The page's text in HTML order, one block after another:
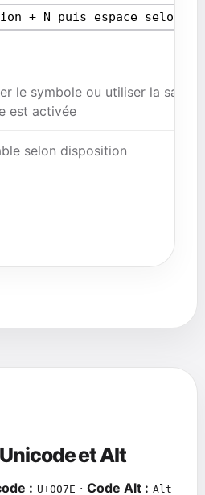
+ N puis espace selon
le symbole ou utiliser la saisie
est activée
selon disposition
et Alt
: U+007E · Code Alt : Alt